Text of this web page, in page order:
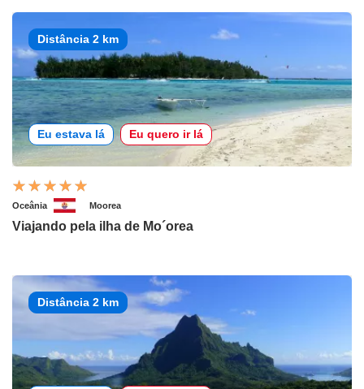
Distância 2 km
Eu estava lá Eu quero ir lá
Oceânia Moorea
Viajando pela ilha de Mo´orea
Distância 2 km